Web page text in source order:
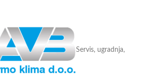
Servis, ugradnja,